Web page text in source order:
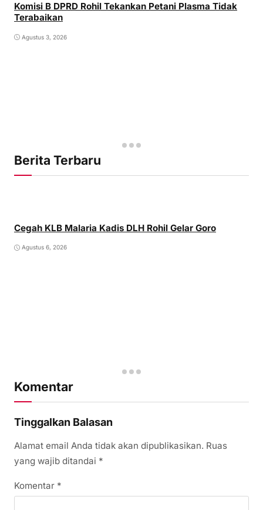
Komisi B DPRD Rohil Tekankan Petani Plasma Tidak
Terabaikan
Agustus 3, 2026
Berita Terbaru
Cegah KLB Malaria Kadis DLH Rohil Gelar Goro
Agustus 6, 2026
Komentar
Tinggalkan Balasan
Alamat email Anda tidak akan dipublikasikan. Ruas
yang wajib ditandai *
Komentar *